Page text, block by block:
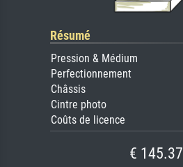
Résumé
Pression & Médium
Perfectionnement
Châssis
Cintre photo
Coûts de licence
€ 145.37